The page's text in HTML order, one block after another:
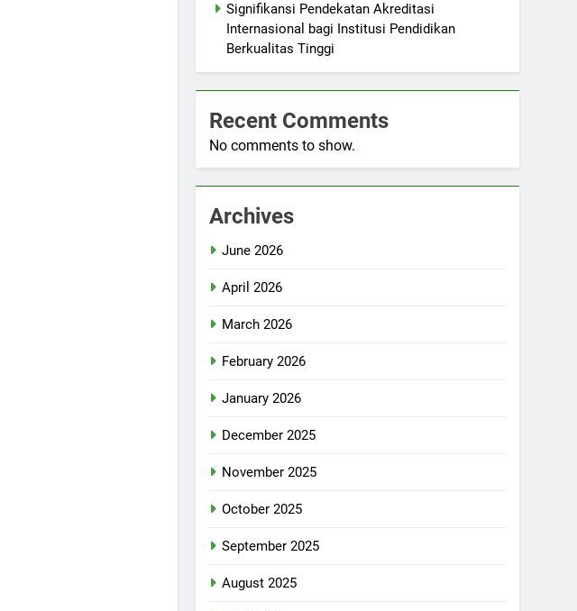
Signifikansi Pendekatan Akreditasi
Internasional bagi Institusi Pendidikan
Berkualitas Tinggi
Recent Comments
No comments to show.
Archives
June 2026
April 2026
March 2026
February 2026
January 2026
December 2025
November 2025
October 2025
September 2025
August 2025